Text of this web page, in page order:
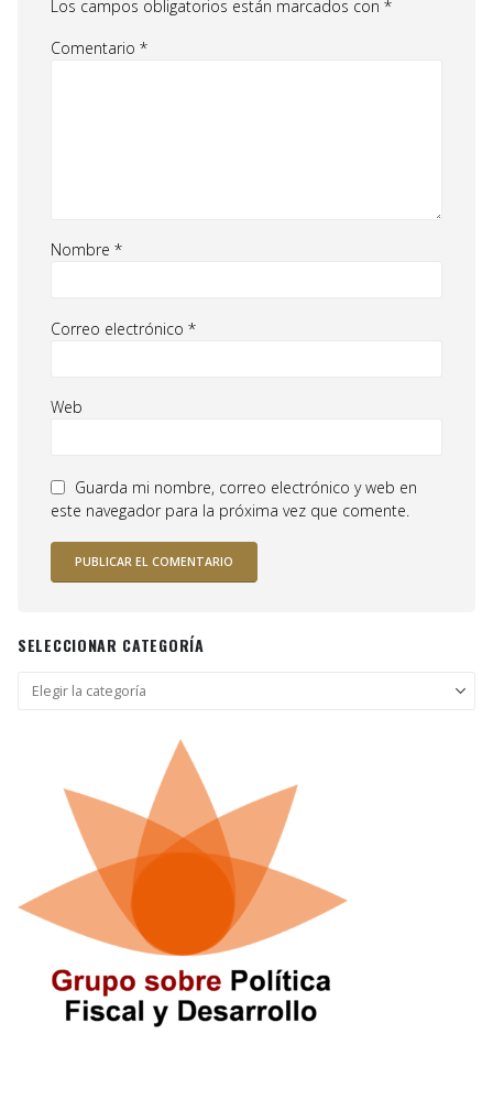
Los campos obligatorios están marcados con *
Comentario *
Nombre *
Correo electrónico *
Web
Guarda mi nombre, correo electrónico y web en
este navegador para la próxima vez que comente.
SELECCIONAR CATEGORÍA
Seleccionar
categoría